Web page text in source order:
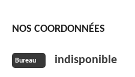
NOS COORDONNÉES
Bureau indisponible